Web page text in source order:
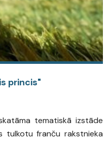
princis"
tematiskā izstāde
tulkotu franču rakstnieka